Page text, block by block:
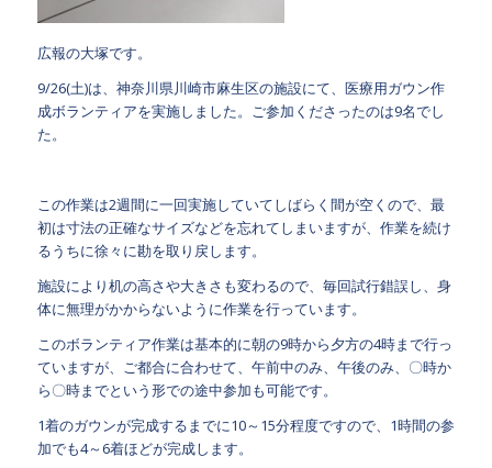
広報の大塚です。
9/26(土)は、神奈川県川崎市麻生区の施設にて、医療用ガウン作
成ボランティアを実施しました。ご参加くださったのは9名でし
た。
この作業は2週間に一回実施していてしばらく間が空くので、最
初は寸法の正確なサイズなどを忘れてしまいますが、作業を続け
るうちに徐々に勘を取り戻します。
施設により机の高さや大きさも変わるので、毎回試行錯誤し、身
体に無理がかからないように作業を行っています。
このボランティア作業は基本的に朝の9時から夕方の4時まで行っ
ていますが、ご都合に合わせて、午前中のみ、午後のみ、〇時か
ら〇時までという形での途中参加も可能です。
1着のガウンが完成するまでに10～15分程度ですので、1時間の参
加でも4～6着ほどが完成します。